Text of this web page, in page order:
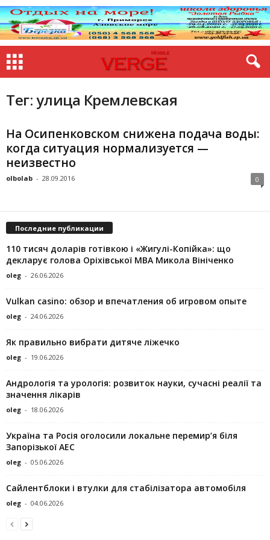
Тег: улица Кремлевская
На Осипенковском снижена подача воды:
когда ситуация нормализуется —
неизвестно
olbolab - 28.09.2016 0
Последние публикации
110 тисяч доларів готівкою і «Жигулі-Копійка»: що
декларує голова Оріхівської МВА Микола Вініченко
oleg - 26.06.2026
Vulkan casino: обзор и впечатления об игровом опыте
oleg - 24.06.2026
Як правильно вибрати дитяче ліжечко
oleg - 19.06.2026
Андрологія та урологія: розвиток науки, сучасні реалії та
значення лікарів
oleg - 18.06.2026
Україна та Росія оголосили локальне перемир’я біля
Запорізької АЕС
oleg - 05.06.2026
Сайлентблоки і втулки для стабілізатора автомобіля
oleg - 04.06.2026